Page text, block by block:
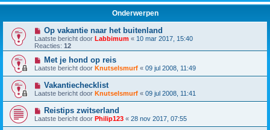
Onderwerpen
Op vakantie naar het buitenland
Laatste bericht door Labbimum « 10 mar 2017, 15:40
Reacties: 12
Met je hond op reis
Laatste bericht door Knutselsmurf « 09 jul 2008, 11:49
Vakantiechecklist
Laatste bericht door Knutselsmurf « 09 jul 2008, 11:41
Reistips zwitserland
Laatste bericht door Philip123 « 28 nov 2017, 07:55